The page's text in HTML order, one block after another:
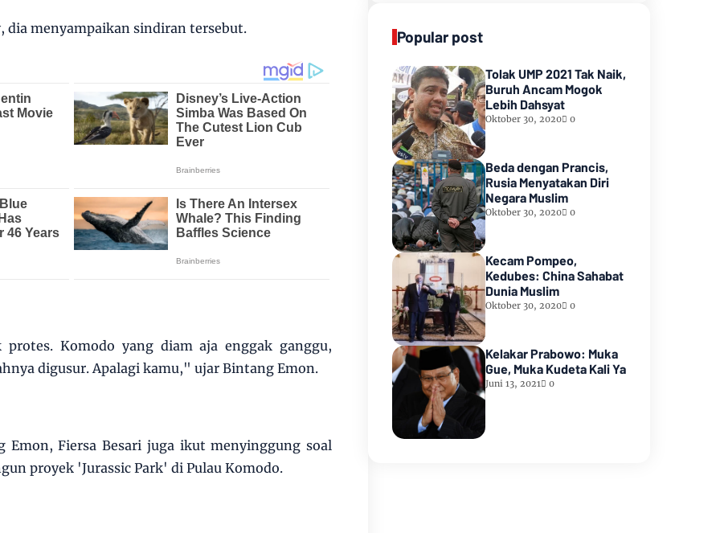
dia menyampaikan sindiran tersebut.
protes. Komodo yang diam aja enggak ganggu,
digusur. Apalagi kamu," ujar Bintang Emon.
Emon, Fiersa Besari juga ikut menyinggung soal
proyek 'Jurassic Park' di Pulau Komodo.
Popular post
Tolak UMP 2021 Tak Naik,
Buruh Ancam Mogok
Lebih Dahsyat
Oktober 30, 2020 0
Beda dengan Prancis,
Rusia Menyatakan Diri
Negara Muslim
Oktober 30, 2020 0
Kecam Pompeo,
Kedubes: China Sahabat
Dunia Muslim
Oktober 30, 2020 0
Kelakar Prabowo: Muka
Gue, Muka Kudeta Kali Ya
Juni 13, 2021 0